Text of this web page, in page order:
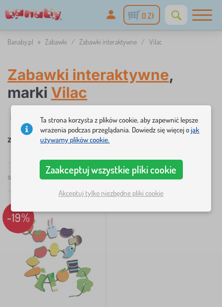
0 Zł
Banaby.pl » Zabawki / Zabawki interaktywne / Vilac
Zabawki interaktywne,
marki Vilac
Filtry ✓ w magazynie %Rabaty i promocje Określenie
×
universal
1
Szukaj w filtrze
Dostępność
Typ oferty
Zabawki interaktywne×Vilac×USUŃ
suma produktów
Polecamy
-19%
Ta strona korzysta z plików cookie, aby zapewnić lepsze
wrażenia podczas przeglądania. Dowiedz się więcej ojak
używamy plików cookie.
Zaakceptuj wszystkie pliki cookie
Akceptuj tylko niezbędne pliki cookie